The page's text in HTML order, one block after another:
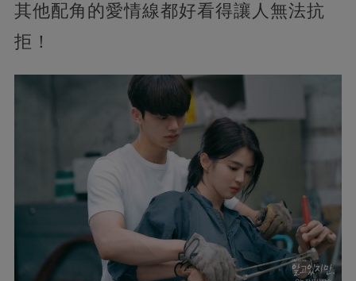
其他配角的愛情線都好看得讓人無法抗
拒！